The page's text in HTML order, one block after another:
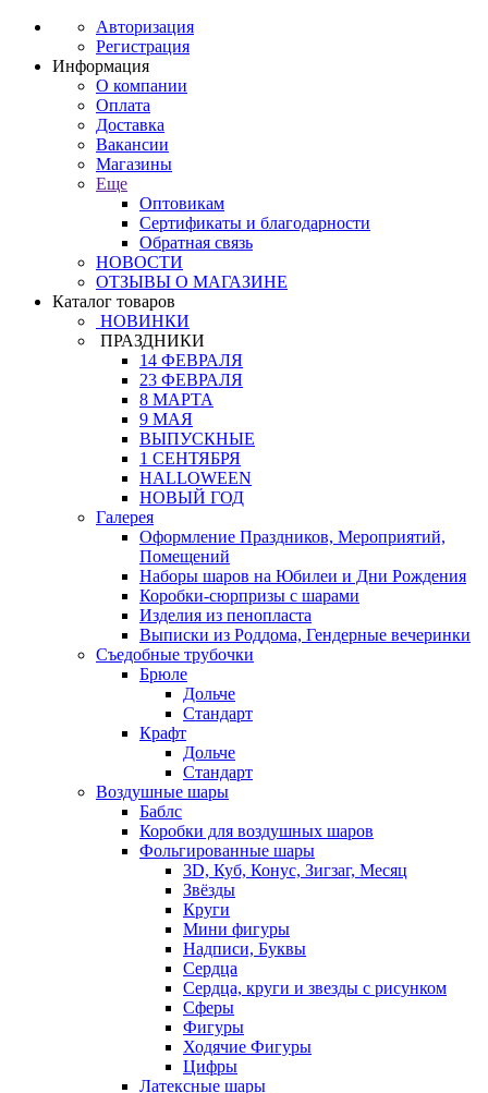
Авторизация
Регистрация
Информация
О компании
Оплата
Доставка
Вакансии
Магазины
Еще
Оптовикам
Сертификаты и благодарности
Обратная связь
НОВОСТИ
ОТЗЫВЫ О МАГАЗИНЕ
Каталог товаров
НОВИНКИ
ПРАЗДНИКИ
14 ФЕВРАЛЯ
23 ФЕВРАЛЯ
8 МАРТА
9 МАЯ
ВЫПУСКНЫЕ
1 СЕНТЯБРЯ
HALLOWEEN
НОВЫЙ ГОД
Галерея
Оформление Праздников, Мероприятий,
Помещений
Наборы шаров на Юбилеи и Дни Рождения
Коробки-сюрпризы с шарами
Изделия из пенопласта
Выписки из Роддома, Гендерные вечеринки
Съедобные трубочки
Брюле
Дольче
Стандарт
Крафт
Дольче
Стандарт
Воздушные шары
Баблс
Коробки для воздушных шаров
Фольгированные шары
3D, Куб, Конус, Зигзаг, Месяц
Звёзды
Круги
Мини фигуры
Надписи, Буквы
Сердца
Сердца, круги и звезды с рисунком
Сферы
Фигуры
Ходячие Фигуры
Цифры
Латексные шары